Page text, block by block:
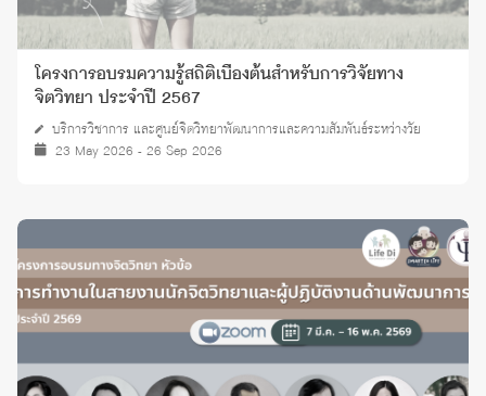
โครงการอบรมความรู้สถิติเบื้องต้นสำหรับการวิจัยทาง
จิตวิทยา ประจำปี 2567
บริการวิชาการ และศูนย์จิตวิทยาพัฒนาการและความสัมพันธ์ระหว่างวัย
23 May 2026 - 26 Sep 2026